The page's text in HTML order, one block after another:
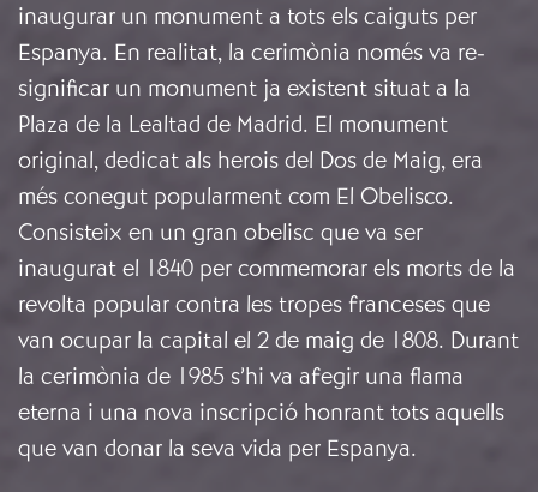
inaugurar un monument a tots els caiguts per
Espanya. En realitat, la cerimònia només va re-
significar un monument ja existent situat a la
Plaza de la Lealtad de Madrid. El monument
original, dedicat als herois del Dos de Maig, era
més conegut popularment com El Obelisco.
Consisteix en un gran obelisc que va ser
inaugurat el 1840 per commemorar els morts de la
revolta popular contra les tropes franceses que
van ocupar la capital el 2 de maig de 1808. Durant
la cerimònia de 1985 s’hi va afegir una flama
eterna i una nova inscripció honrant tots aquells
que van donar la seva vida per Espanya.